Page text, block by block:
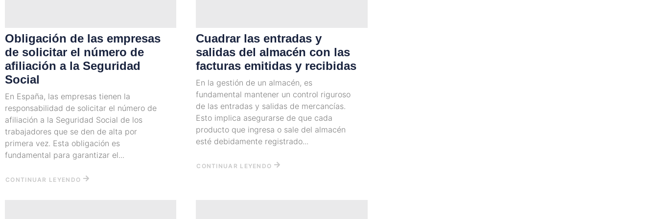
Obligación de las empresas
de solicitar el número de
afiliación a la Seguridad
Social
En España, las empresas tienen la
responsabilidad de solicitar el número de
afiliación a la Seguridad Social de los
trabajadores que se den de alta por
primera vez. Esta obligación es
fundamental para garantizar el...
CONTINUAR LEYENDO
Cuadrar las entradas y
salidas del almacén con las
facturas emitidas y recibidas
En la gestión de un almacén, es
fundamental mantener un control riguroso
de las entradas y salidas de mercancías.
Esto implica asegurarse de que cada
producto que ingresa o sale del almacén
esté debidamente registrado...
CONTINUAR LEYENDO